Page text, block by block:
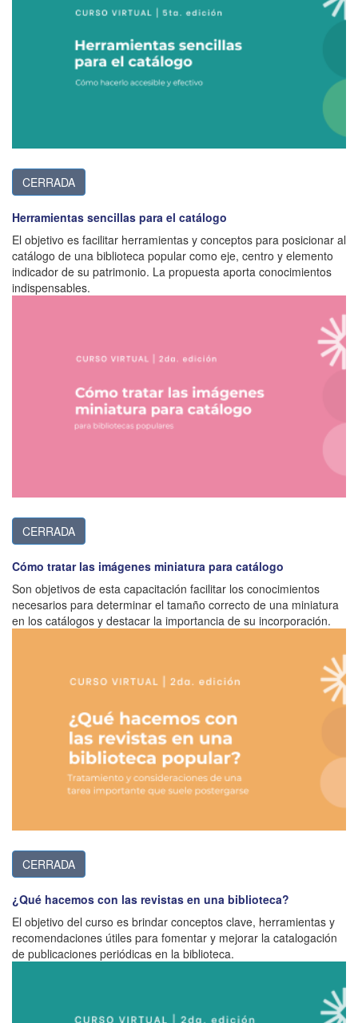
CERRADA
Herramientas sencillas para el catálogo
El objetivo es facilitar herramientas y conceptos para posicionar al
catálogo de una biblioteca popular como eje, centro y elemento
indicador de su patrimonio. La propuesta aporta conocimientos
indispensables.
CERRADA
Cómo tratar las imágenes miniatura para catálogo
Son objetivos de esta capacitación facilitar los conocimientos
necesarios para determinar el tamaño correcto de una miniatura
en los catálogos y destacar la importancia de su incorporación.
CERRADA
¿Qué hacemos con las revistas en una biblioteca?
El objetivo del curso es brindar conceptos clave, herramientas y
recomendaciones útiles para fomentar y mejorar la catalogación
de publicaciones periódicas en la biblioteca.